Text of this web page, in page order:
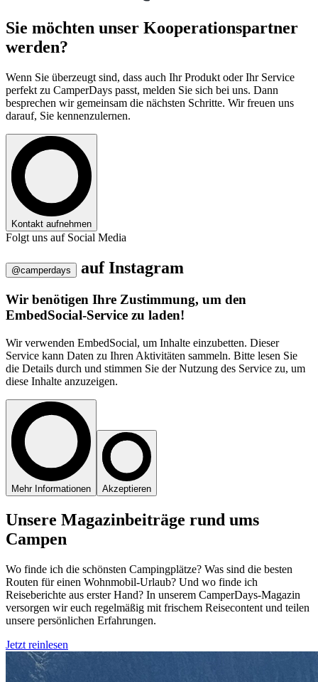
Sie möchten unser Kooperationspartner
werden?
Wenn Sie überzeugt sind, dass auch Ihr Produkt oder Ihr Service
perfekt zu CamperDays passt, melden Sie sich bei uns. Dann
besprechen wir gemeinsam die nächsten Schritte. Wir freuen uns
darauf, Sie kennenzulernen.
Kontakt aufnehmen
Folgt uns auf Social Media
@camperdays aufInstagram
Wir benötigen Ihre Zustimmung, um den
EmbedSocial-Service zu laden!
Wir verwenden EmbedSocial, um Inhalte einzubetten. Dieser
Service kann Daten zu Ihren Aktivitäten sammeln. Bitte lesen Sie
die Details durch und stimmen Sie der Nutzung des Service zu, um
diese Inhalte anzuzeigen.
Mehr Informationen Akzeptieren
Unsere Magazinbeiträge rund ums
Campen
Wo finde ich die schönsten Campingplätze? Was sind die besten
Routen für einen Wohnmobil-Urlaub? Und wo finde ich
Reiseberichte aus erster Hand? In unserem CamperDays-Magazin
versorgen wir euch regelmäßig mit frischem Reisecontent und teilen
unsere persönlichen Erfahrungen.
Jetzt reinlesen